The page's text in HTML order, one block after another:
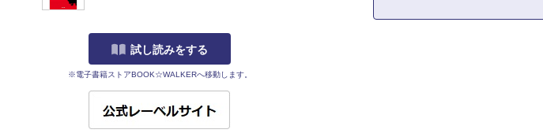
試し読みをする
※電子書籍ストアBOOK☆WALKERへ移動します。